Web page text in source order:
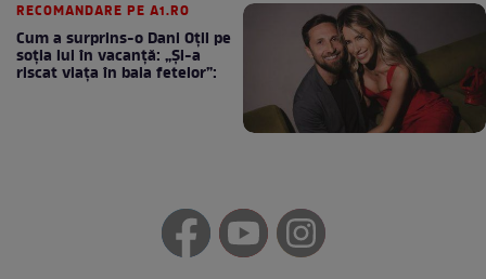
RECOMANDARE PE A1.RO
Cum a surprins-o Dani Oțil pe
soția lui în vacanță: „Și-a
riscat viața în baia fetelor”: